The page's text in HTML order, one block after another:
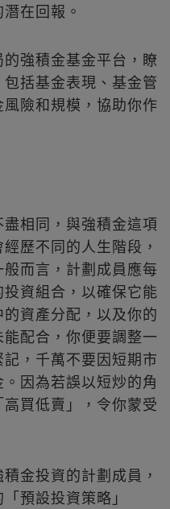
在回報。
強積金基金平台，瞭
括基金表現、基金管
險和規模，協助你作
相同，與強積金這項
歷不同的人生階段，
而言，計劃成員應每
資組合，以確保它能
資產分配，以及你的
配合，你便要調整一
，千萬不要因短期市
因為若誤以短炒的角
買低賣」，令你蒙受
金投資的計劃成員，
預設投資策略」